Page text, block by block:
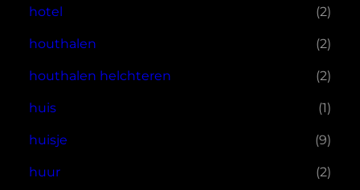
hotel (2)
houthalen (2)
houthalen helchteren (2)
huis (1)
huisje (9)
huur (2)